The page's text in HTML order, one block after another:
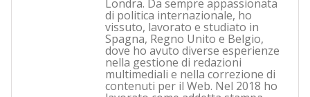
Londra. Da sempre appassionata
di politica internazionale, ho
vissuto, lavorato e studiato in
Spagna, Regno Unito e Belgio,
dove ho avuto diverse esperienze
nella gestione di redazioni
multimediali e nella correzione di
contenuti per il Web. Nel 2018 ho